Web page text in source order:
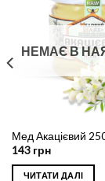
НЕМАЄ В
Мед Акацієвий
143 грн
ЧИТАТИ ДАЛІ